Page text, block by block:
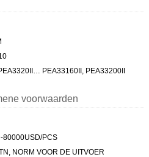
PEA33160II, PEA33200II
voorwaarden
80000USD/PCS
NORM VOOR DE UITVOER